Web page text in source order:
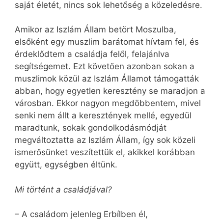
saját életét, nincs sok lehetőség a közeledésre.
Amikor az Iszlám Állam betört Moszulba,
elsőként egy muszlim barátomat hívtam fel, és
érdeklődtem a családja felől, felajánlva
segítségemet. Ezt követően azonban sokan a
muszlimok közül az Iszlám Államot támogatták
abban, hogy egyetlen keresztény se maradjon a
városban. Ekkor nagyon megdöbbentem, mivel
senki nem állt a keresztények mellé, egyedül
maradtunk, sokak gondolkodásmódját
megváltoztatta az Iszlám Állam, így sok közeli
ismerősünket veszítettük el, akikkel korábban
együtt, egységben éltünk.
Mi történt a családjával?
– A családom jelenleg Erbílben él,